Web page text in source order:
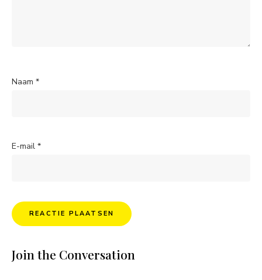
Naam *
E-mail *
Join the Conversation